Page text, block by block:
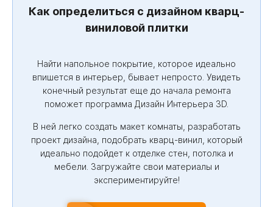
Как определиться с дизайном кварц-
виниловой плитки
Найти напольное покрытие, которое идеально
впишется в интерьер, бывает непросто. Увидеть
конечный результат еще до начала ремонта
поможет программа Дизайн Интерьера 3D.
В ней легко создать макет комнаты, разработать
проект дизайна, подобрать кварц-винил, который
идеально подойдет к отделке стен, потолка и
мебели. Загружайте свои материалы и
экспериментируйте!